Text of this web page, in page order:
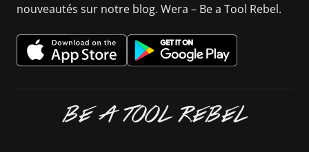
nouveautés sur notre blog. Wera – Be a Tool Rebel.
BE A TOOL REBEL